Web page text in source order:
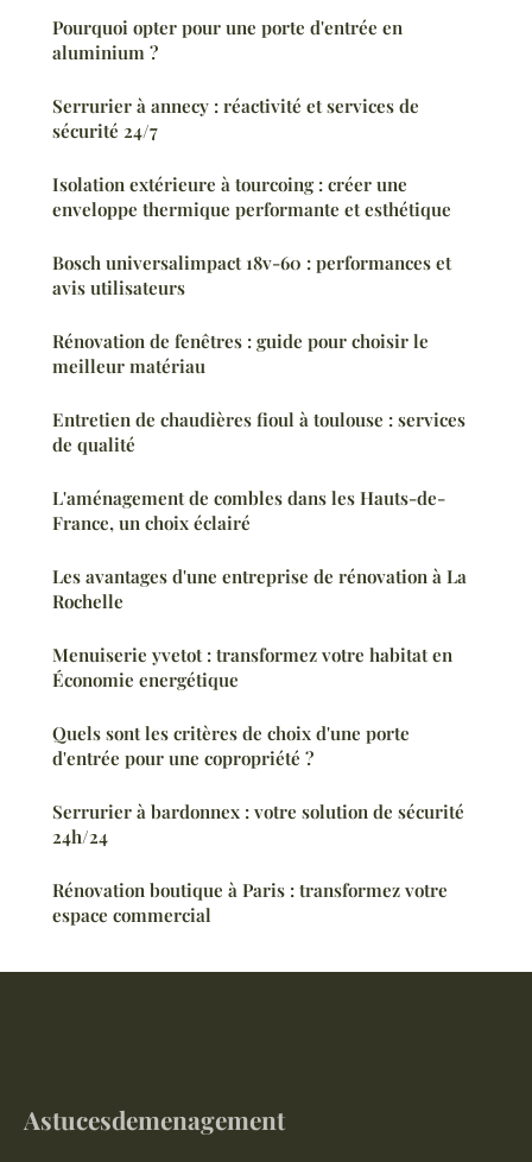
Pourquoi opter pour une porte d'entrée en
aluminium ?
Serrurier à annecy : réactivité et services de
sécurité 24/7
Isolation extérieure à tourcoing : créer une
enveloppe thermique performante et esthétique
Bosch universalimpact 18v-60 : performances et
avis utilisateurs
Rénovation de fenêtres : guide pour choisir le
meilleur matériau
Entretien de chaudières fioul à toulouse : services
de qualité
L'aménagement de combles dans les Hauts-de-
France, un choix éclairé
Les avantages d'une entreprise de rénovation à La
Rochelle
Menuiserie yvetot : transformez votre habitat en
Économie energétique
Quels sont les critères de choix d'une porte
d'entrée pour une copropriété ?
Serrurier à bardonnex : votre solution de sécurité
24h/24
Rénovation boutique à Paris : transformez votre
espace commercial
Astucesdemenagement